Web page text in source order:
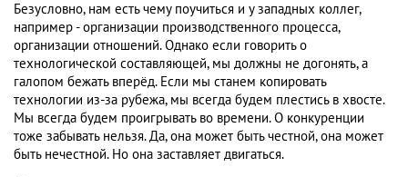
Безусловно, нам есть чему поучиться и у западных коллег,
например - организации производственного процесса,
организации отношений. Однако если говорить о
технологической составляющей, мы должны не догонять, а
галопом бежать вперёд. Если мы станем копировать
технологии из-за рубежа, мы всегда будем плестись в хвосте.
Мы всегда будем проигрывать во времени. О конкуренции
тоже забывать нельзя. Да, она может быть честной, она может
быть нечестной. Но она заставляет двигаться.